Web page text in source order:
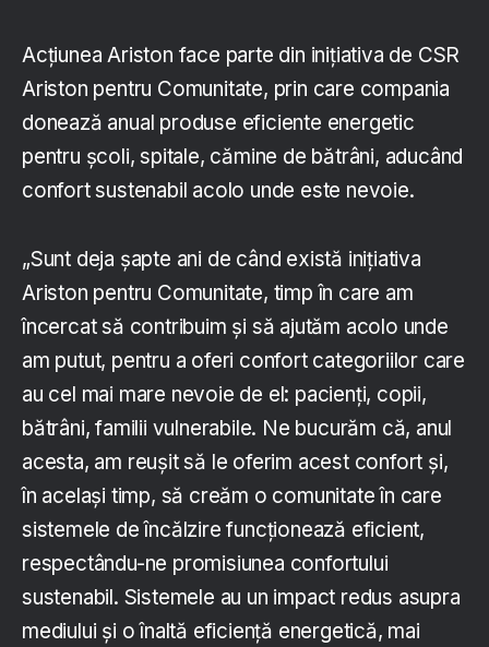
Acțiunea Ariston face parte din inițiativa de CSR
Ariston pentru Comunitate, prin care compania
donează anual produse eficiente energetic
pentru școli, spitale, cămine de bătrâni, aducând
confort sustenabil acolo unde este nevoie.
„Sunt deja șapte ani de când există inițiativa
Ariston pentru Comunitate, timp în care am
încercat să contribuim și să ajutăm acolo unde
am putut, pentru a oferi confort categoriilor care
au cel mai mare nevoie de el: pacienți, copii,
bătrâni, familii vulnerabile. Ne bucurăm că, anul
acesta, am reușit să le oferim acest confort și,
în același timp, să creăm o comunitate în care
sistemele de încălzire funcționează eficient,
respectându-ne promisiunea confortului
sustenabil. Sistemele au un impact redus asupra
mediului și o înaltă eficiență energetică, mai